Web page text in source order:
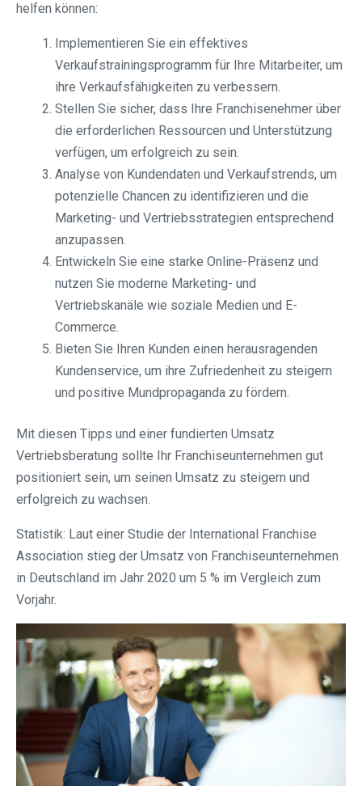
helfen können:
Implementieren Sie ein effektives
Verkaufstrainingsprogramm für Ihre Mitarbeiter, um
ihre Verkaufsfähigkeiten zu verbessern.
Stellen Sie sicher, dass Ihre Franchisenehmer über
die erforderlichen Ressourcen und Unterstützung
verfügen, um erfolgreich zu sein.
Analyse von Kundendaten und Verkaufstrends, um
potenzielle Chancen zu identifizieren und die
Marketing- und Vertriebsstrategien entsprechend
anzupassen.
Entwickeln Sie eine starke Online-Präsenz und
nutzen Sie moderne Marketing- und
Vertriebskanäle wie soziale Medien und E-
Commerce.
Bieten Sie Ihren Kunden einen herausragenden
Kundenservice, um ihre Zufriedenheit zu steigern
und positive Mundpropaganda zu fördern.
Mit diesen Tipps und einer fundierten Umsatz
Vertriebsberatung sollte Ihr Franchiseunternehmen gut
positioniert sein, um seinen Umsatz zu steigern und
erfolgreich zu wachsen.
Statistik: Laut einer Studie der International Franchise
Association stieg der Umsatz von Franchiseunternehmen
in Deutschland im Jahr 2020 um 5 % im Vergleich zum
Vorjahr.